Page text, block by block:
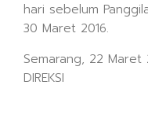
hari sebelum
30 Maret 2016.
Semarang, 22 Maret
DIREKSI